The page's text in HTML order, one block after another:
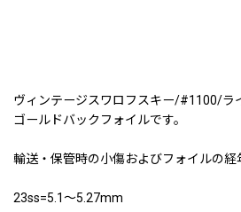
ヴィンテージスワロフスキー/#1100/ラ
ゴールドバックフォイルです。
輸送・保管時の小傷およびフォイルの経
23ss=5.1〜5.27mm